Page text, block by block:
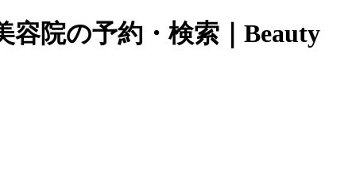
院の予約・検索｜Beauty